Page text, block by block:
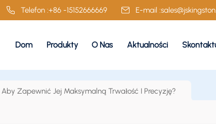
Telefon :+86 -15152666669 E-mail :
Dom Produkty O Nas Aktualności
Zapewnić Jej Maksymalną Trwałość I Precyzję?